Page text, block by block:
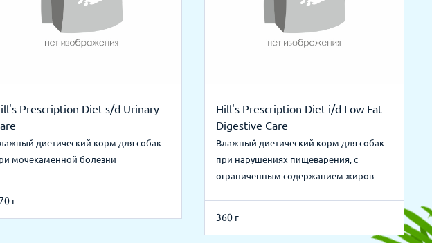
Prescription Diet s/d Urinary
диетический корм для собак
мочекаменной болезни
г
Hill's Prescription Diet i/d Low Fat
Digestive Care
Влажный диетический корм для собак
при нарушениях пищеварения, с
ограниченным содержанием жиров
360 г